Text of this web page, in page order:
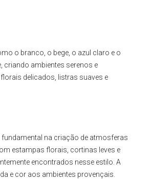
o branco, o bege, o azul claro e o
criando ambientes serenos e
delicados, listras suaves e
na criação de atmosferas
estampas florais, cortinas leves e
encontrados nesse estilo. A
e cor aos ambientes provençais.